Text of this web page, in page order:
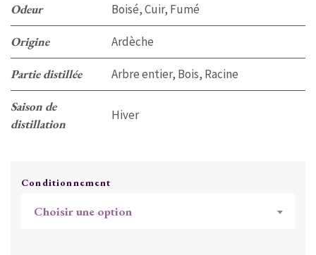
Odeur Boisé, Cuir, Fumé
Origine Ardèche
Partie distillée Arbre entier, Bois, Racine
Saison de
distillation
Hiver
Conditionnement
Choisir une option